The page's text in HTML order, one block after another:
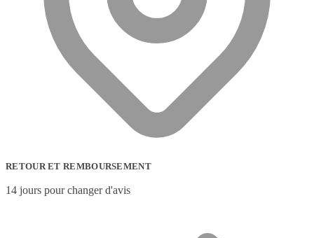
RETOUR ET REMBOURSEMENT
14 jours pour changer d'avis